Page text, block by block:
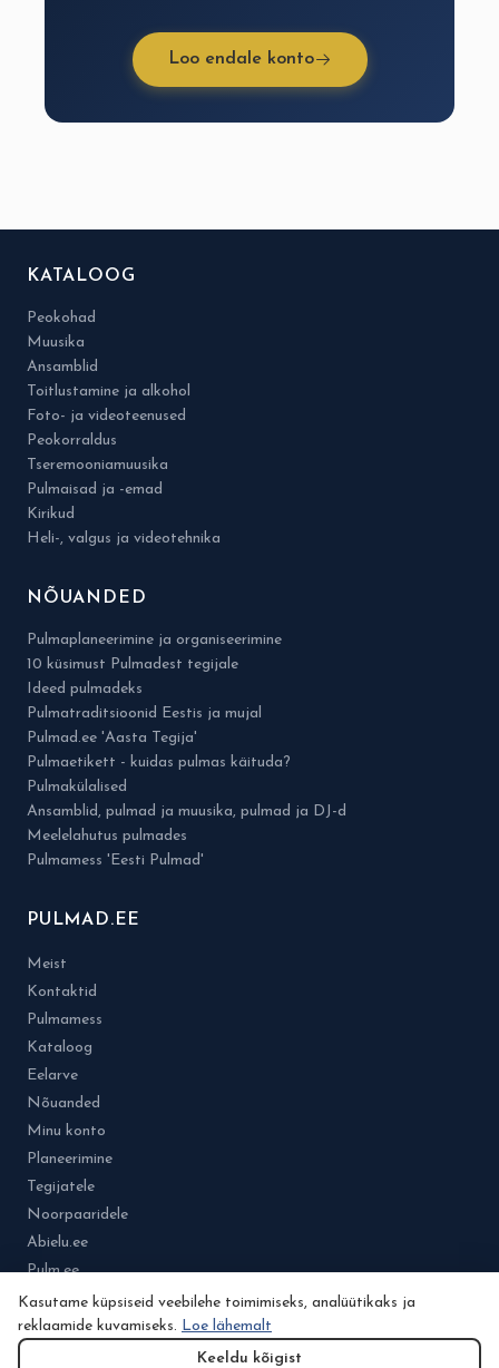
Loo endale konto
KATALOOG
Peokohad
Muusika
Ansamblid
Toitlustamine ja alkohol
Foto- ja videoteenused
Peokorraldus
Tseremooniamuusika
Pulmaisad ja -emad
Kirikud
Heli-, valgus ja videotehnika
NÕUANDED
Pulmaplaneerimine ja organiseerimine
10 küsimust Pulmadest tegijale
Ideed pulmadeks
Pulmatraditsioonid Eestis ja mujal
Pulmad.ee 'Aasta Tegija'
Pulmaetikett - kuidas pulmas käituda?
Pulmakülalised
Ansamblid, pulmad ja muusika, pulmad ja DJ-d
Meelelahutus pulmades
Pulmamess 'Eesti Pulmad'
PULMAD.EE
Meist
Kontaktid
Pulmamess
Kataloog
Eelarve
Nõuanded
Minu konto
Planeerimine
Tegijatele
Noorpaaridele
Abielu.ee
Pulm.ee
© 2026 Osa Pulmad.ee.grupist. Kõik õigused kaitstud.
Kasutame küpsiseid veebilehe toimimiseks, analüütikaks ja
reklaamide kuvamiseks. Loe lähemalt
Keeldu kõigist